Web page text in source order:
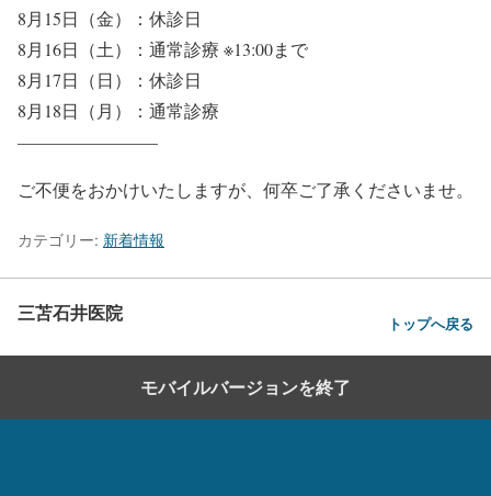
8月15日（金）： 休診日
8月16日（土）：通常診療 ※13:00まで
8月17日（日）： 休診日
8月18日（月）：通常診療
————————
ご不便をおかけいたしますが、何卒ご了承くださいませ。
カテゴリー: 新着情報
三苫石井医院 トップへ戻る
モバイルバージョンを終了